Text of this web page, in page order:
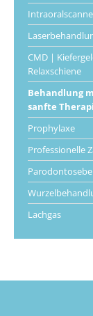
CMD |
Relaxschiene
Behandlung
sanfte
Prophylaxe
Professionelle
Lachgas